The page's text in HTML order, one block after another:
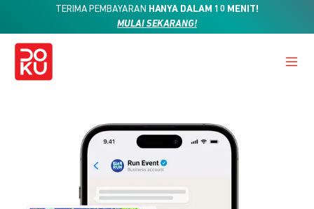
TERIMA PEMBAYARAN HANYA DALAM 10 MENIT!
MULAI SEKARANG!